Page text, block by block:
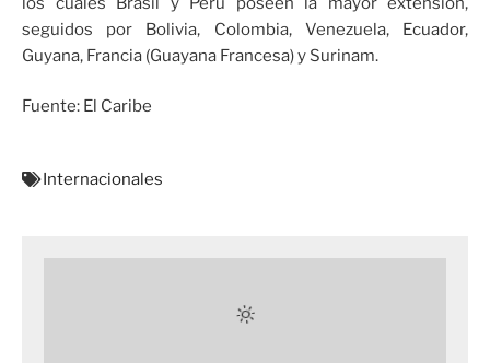
seguidos por Bolivia, Colombia, Venezuela, Ecuador,
Guyana, Francia (Guayana Francesa) y Surinam.
Fuente: El Caribe
Internacionales